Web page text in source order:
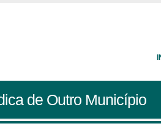
de Outro Município